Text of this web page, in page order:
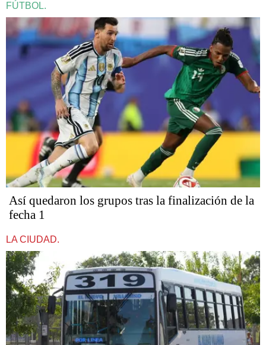
FÚTBOL.
Así quedaron los grupos tras la finalización de la
fecha 1
LA CIUDAD.